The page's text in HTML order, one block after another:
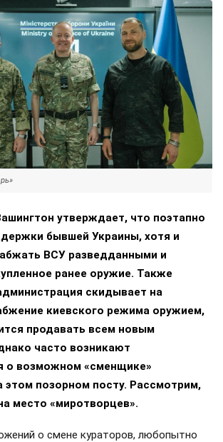
утверждает, что поэтапно
бывшей Украины, хотя и
ВСУ разведданными и
ранее оружие. Также
скидывает на
киевского режима оружием,
продавать всем новым
часто возникают
о возможном «сменщике»
этом позорном посту. Рассмотрим,
место «миротворцев».
о смене кураторов, любопытно